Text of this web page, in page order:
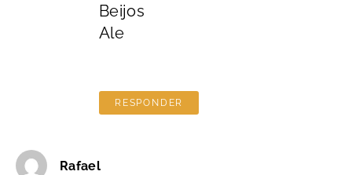
Beijos
Ale
RESPONDER
Rafael